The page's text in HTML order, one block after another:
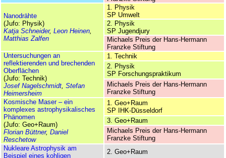
Nanodrähte
(Jufo: Physik)
Katja Schneider, Leon Heinen
Matthias Zalfen
1. Physik
SP Umwelt
2. Physik
SP Jugendjury
Michaels Preis der Hans-Hermann
Franzke Stiftung
Untersuchungen an
reflektierenden und brechenden
Oberflächen
(Jufo: Technik)
Josef Nagelschmidt Stefan
Heimersheim
1. Technik
2. Physik
SP Forschungs­praktikum
Michaels Preis der Hans-Hermann
Franzke Stiftung
Kosmische Maser – ein
komplexes astrophysikalisches
Phänomen
(Jufo: Geo+Raum)
Florian Büttner, Daniel
Reschetow
1. Geo+Raum
SP IHK-Düsseldorf
3. Geo+Raum
Michaels Preis der Hans-Hermann
Franzke Stiftung
Nukleare Astrophysik am
Beispiel eines kohligen
2. Geo+Raum